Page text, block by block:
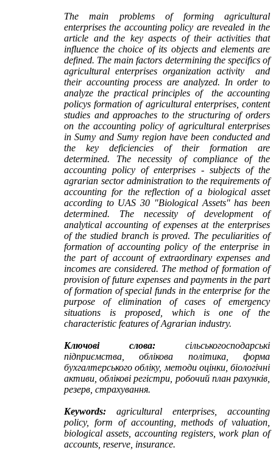
The main problemsof forming agricultural
enterprises the accounting policy are revealed in the
article and the key aspects of their activities that
influence the choice of its objects and elements are
defined. The main factors determining the specifics of
agricultural enterprises organization activity and
their accounting process are analyzed. In order to
analyze the practical principles of the accounting
policysformation of agricultural enterprises, сontent
studies and approaches to the structuring of orders
on the accounting policy of agricultural enterprises
in Sumy and Sumy region have been conducted and
the key deficiencies of their formation аre
determined. The necessity of compliance of the
accounting policy of enterprises - subjects of the
agrarian sector administration to the requirements of
accounting for the reflection of a biological asset
according to UAS 30 "Biological Assets" has been
determined. The necessity of development of
analytical accounting of expenses at the enterprises
of the studied branch is proved. The peculiarities of
formation of accounting policy of the enterprise in
the part of account of extraordinary expenses and
incomes are considered. The method of formation of
provision of future expenses and payments in the part
of formation of special funds in the enterprise for the
purpose of elimination of cases of emergency
situations is proposed, which is one of the
characteristic features of Agrarian industry.
Ключові слова: сільськогосподарські
підприємства, облікова політика, форма
бухгалтерського обліку, методи оцінки, біологічні
активи, облікові регістри, робочий план рахунків,
резерв, страхування.
Keywords:
agricultural enterprises, accounting
policy, form of accounting, methods of valuation,
biological assets, accounting registers, work plan of
accounts, reserve, insurance.